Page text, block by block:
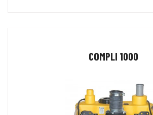
COMPLI 1000